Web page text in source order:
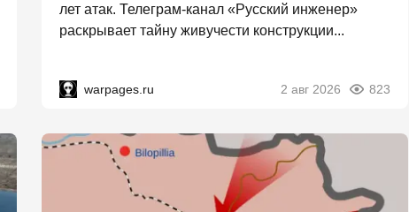
лет атак. Телеграм-канал «Русский инженер»
раскрывает тайну живучести конструкции...
warpages.ru 2 авг 2026 823